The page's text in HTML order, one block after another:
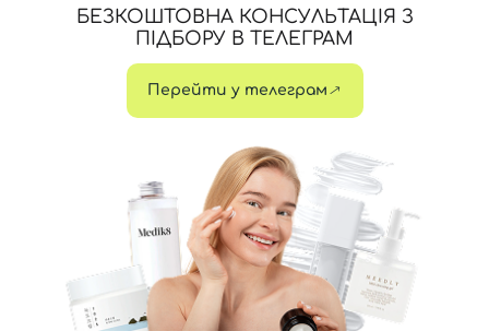
БЕЗКОШТОВНА КОНСУЛЬТАЦІЯ З
ПІДБОРУ В ТЕЛЕГРАМ
Перейти у телеграм
Номер телефону
Угоди користувача
Далі
Увійти за допомогою e-mail